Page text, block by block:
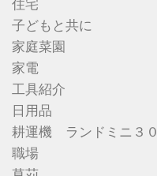
住宅
子どもと共に
家庭菜園
家電
工具紹介
日用品
耕運機 ランドミニ３０
職場